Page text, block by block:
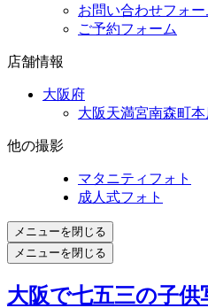
お問い合わせフォー
ご予約フォーム
店舗情報
大阪府
大阪天満宮南森町本
他の撮影
マタニティフォト
成人式フォト
メニューを閉じる
メニューを閉じる
大阪で七五三の子